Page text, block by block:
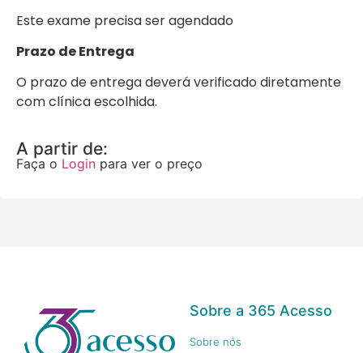
Este exame precisa ser agendado
Prazo de Entrega
O prazo de entrega deverá verificado diretamente
com clínica escolhida.
A partir de:
Faça o Login para ver o preço
Sobre a 365 Acesso
Sobre nós